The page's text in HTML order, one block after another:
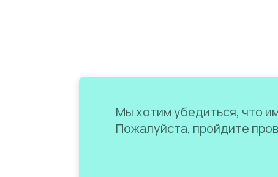
Мы хотим убедиться, что
Пожалуйста, пройдите